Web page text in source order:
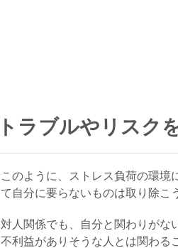
トラブルやリスク
このように、ストレス負荷の環境
て自分に要らないものは取り除こ
対人関係でも、自分と関わりがな
不利益がありそうな人とは関わる